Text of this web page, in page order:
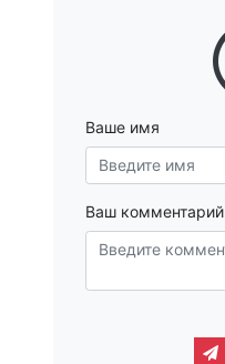
Ваше имя
Ваш комментарий